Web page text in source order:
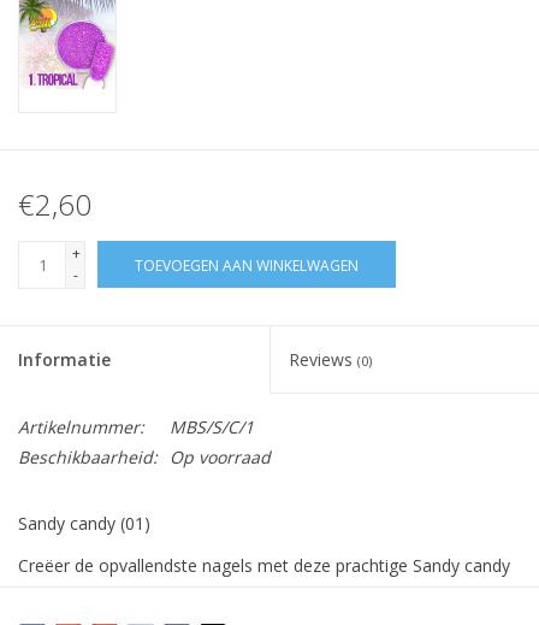
Hema free line/Hypoallergenic
Nail Mist
€2,60
+
-
TOEVOEGEN AAN WINKELWAGEN
Informatie Reviews (0)
Artikelnummer:
MBS/S/C/1
Beschikbaarheid:
Op voorraad
Sandy candy (01)
Creëer de opvallendste nagels met deze prachtige Sandy candy